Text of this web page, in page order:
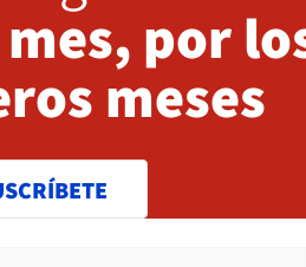
por
meses